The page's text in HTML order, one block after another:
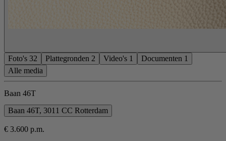
Foto's 32 Plattegronden 2 Video's 1 Documenten 1
Alle media
Baan 46T
Baan 46T, 3011 CC Rotterdam
€ 3.600 p.m.